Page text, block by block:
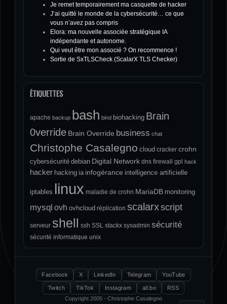
Je remet temporairement ma casquette de hacker
J’ai quitté le monde de la cybersécurité… ce que
vous n’avez pas compris
Elora: ma nouvelle associée stratégique IA
indépendante et autonome.
Qui veut être mon associé ? On recommence !
Sortie de SxTLSCheck (ScalarX TLS Checker)
ÉTIQUETTES
apache backup bash bind biohacking Brain
0verride Brain Override business chat
Christophe Casalegno cloud cracker crohn
cybersécurité debian Digital Network dns firewall gpl hack
hacker hacking ia infogérance intelligence artificielle
iptables linux maladie de crohn MariaDB monitoring
mysql ovh ovhcloud réplication scalarxscript
serveur shell ssh SSL stackx sysadmin sécurité
sécurité informatique unix
Facebook X LinkedIn Telegram YouTube
Twitch TikTok Instagram all.bo
RSS
Copyright 2005 - Christophe Casalegno